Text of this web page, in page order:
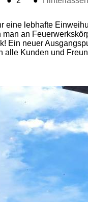
lebhafte
an
Ein neuer
Kunden und